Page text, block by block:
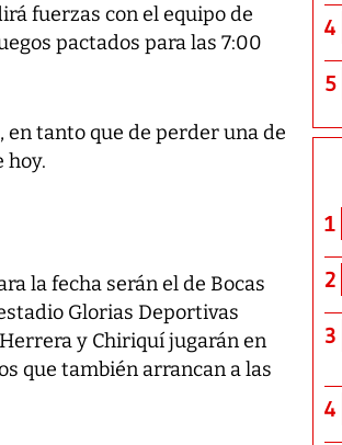
fuerzas con el equipo de
pactados para las 7:00
tanto que de perder una de
hoy.
la fecha serán el de Bocas
Glorias Deportivas
y Chiriquí jugarán en
que también arrancan a las
4
5
1
2
3
4